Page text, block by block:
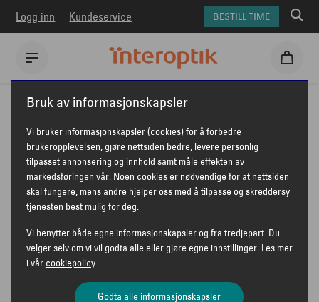
Logg inn Kundeservice BESTILL TIME
Interoptik Om kontaktlinser Linsetyper
LINSETYPER
PROGRESSIVE LINSER
Bruk av informasjonskapsler
Vi bruker informasjonskapsler (cookies) for å forbedre
brukeropplevelsen, gjøre nettsiden bedre, levere personlig
tilpasset annonsering og innhold samt måle effekten av
markedsføringen vår. Noen cookies er nødvendige for at nettsiden
skal fungere, mens andre hjelper oss med å tilpasse og skreddersy
tjenesten best mulig for deg.
Vi benytter både egne informasjonskapsler og fra tredjepart. Du
velger selv om vi vil godta alle eller gjøre egne innstillinger. Les mer
i vår cookiepolicy
Godta alle informasjonskapsler